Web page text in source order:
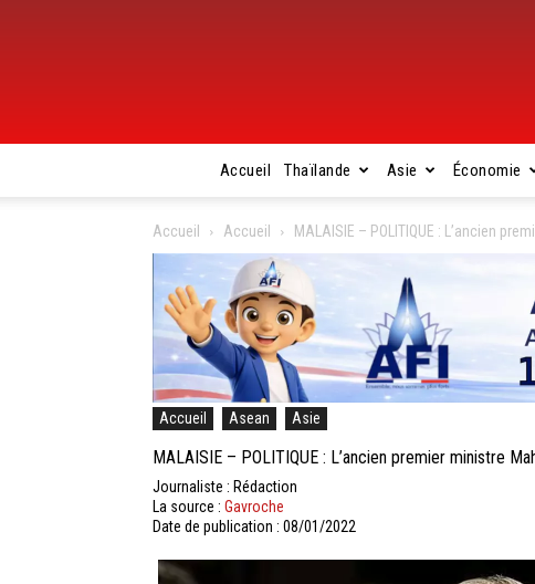
Accueil Thaïlande Asie Économie
Accueil Accueil MALAISIE – POLITIQUE : L’ancien
Accueil Asean Asie
MALAISIE – POLITIQUE : L’ancien premier ministre
Journaliste : Rédaction
La source : Gavroche
Date de publication : 08/01/2022